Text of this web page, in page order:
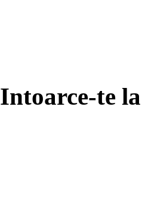
Intoarce-te